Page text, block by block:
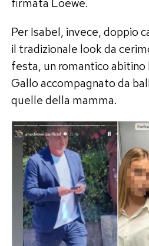
Per Isabel, invece, doppio
il tradizionale look da
festa, un romantico abitino
Gallo accompagnato da
quelle della mamma.